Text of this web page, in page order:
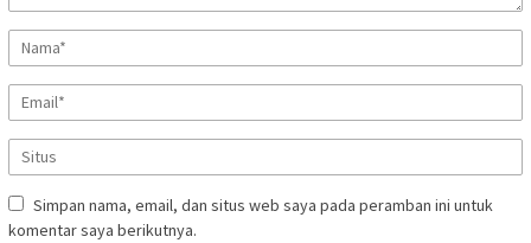
Simpan nama, email, dan situs web saya pada peramban ini untuk
komentar saya berikutnya.